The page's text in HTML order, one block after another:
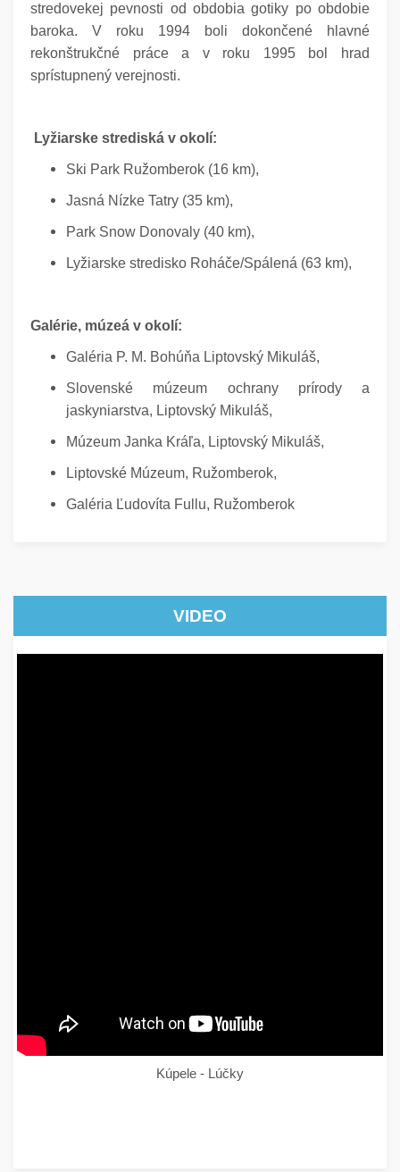
stredovekej pevnosti od obdobia gotiky po obdobie
baroka. V roku 1994 boli dokončené hlavné
rekonštrukčné práce a v roku 1995 bol hrad
sprístupnený verejnosti.
Lyžiarske strediská v okolí:
Ski Park Ružomberok (16 km),
Jasná Nízke Tatry (35 km),
Park Snow Donovaly (40 km),
Lyžiarske stredisko Roháče/Spálená (63 km),
Galérie, múzeá v okolí:
Galéria P. M. Bohúňa Liptovský Mikuláš,
Slovenské múzeum ochrany prírody a
jaskyniarstva, Liptovský Mikuláš,
Múzeum Janka Kráľa, Liptovský Mikuláš,
Liptovské Múzeum, Ružomberok,
Galéria Ľudovíta Fullu, Ružomberok
VIDEO
Kúpele - Lúčky